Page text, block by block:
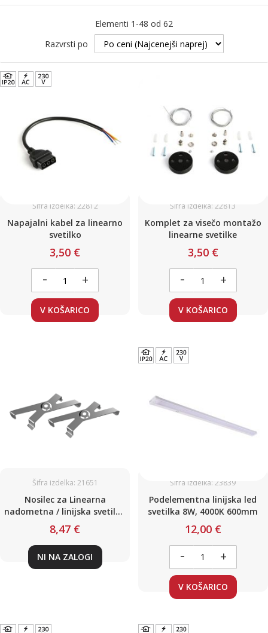
Elementi 1 -48 od 62
Razvrsti po
Šifra izdelka: 22812
Napajalni kabel za linearno
svetilko
3,50 €
- +
V KOŠARICO
Šifra izdelka: 22813
Komplet za visečo montažo
linearne svetilke
3,50 €
- +
V KOŠARICO
Šifra izdelka: 21651
Nosilec za Linearna
nadometna / linijska svetila /
2 kosa
8,47 €
NI NA ZALOGI
Šifra izdelka: 23839
Podelementna linijska led
svetilka 8W, 4000K 600mm
12,00 €
- +
V KOŠARICO